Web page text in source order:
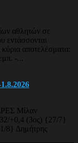
αθλητών σε
εντάσσονται
αποτελέσματα:
-...
Μίλαν
+0,4 (3ος) {27/7}
8} Δημήτρης